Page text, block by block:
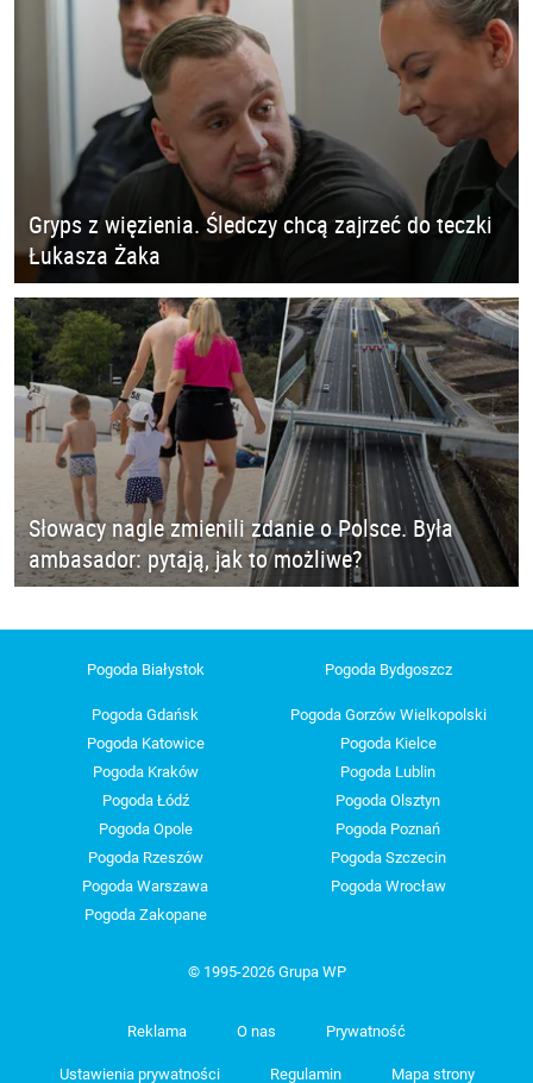
Gryps z więzienia. Śledczy chcą zajrzeć do teczki
Łukasza Żaka
Słowacy nagle zmienili zdanie o Polsce. Była
ambasador: pytają, jak to możliwe?
Pogoda Białystok Pogoda Bydgoszcz
Pogoda Gdańsk
Pogoda Gorzów Wielkopolski
Pogoda Katowice
Pogoda Kielce
Pogoda Kraków
Pogoda Lublin
Pogoda Łódź
Pogoda Olsztyn
Pogoda Opole
Pogoda Poznań
Pogoda Rzeszów
Pogoda Szczecin
Pogoda Warszawa
Pogoda Wrocław
Pogoda Zakopane
© 1995-2026 Grupa WP
Reklama O nas Prywatność
Ustawienia prywatności Regulamin Mapa strony